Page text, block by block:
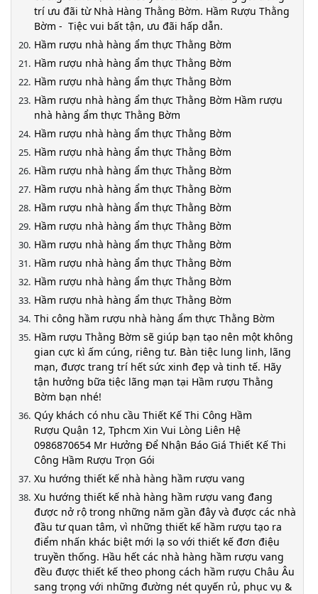
trí ưu đãi từ Nhà Hàng Thằng Bờm. Hầm Rượu Thằng
Bờm - Tiệc vui bất tận, ưu đãi hấp dẫn.
Hầm rượu nhà hàng ẩm thực Thằng Bờm
Hầm rượu nhà hàng ẩm thực Thằng Bờm
Hầm rượu nhà hàng ẩm thực Thằng Bờm
Hầm rượu nhà hàng ẩm thực Thằng Bờm Hầm rượu
nhà hàng ẩm thực Thằng Bờm
Hầm rượu nhà hàng ẩm thực Thằng Bờm
Hầm rượu nhà hàng ẩm thực Thằng Bờm
Hầm rượu nhà hàng ẩm thực Thằng Bờm
Hầm rượu nhà hàng ẩm thực Thằng Bờm
Hầm rượu nhà hàng ẩm thực Thằng Bờm
Hầm rượu nhà hàng ẩm thực Thằng Bờm
Hầm rượu nhà hàng ẩm thực Thằng Bờm
Hầm rượu nhà hàng ẩm thực Thằng Bờm
Hầm rượu nhà hàng ẩm thực Thằng Bờm
Hầm rượu nhà hàng ẩm thực Thằng Bờm
Thi công hầm rượu nhà hàng ẩm thực Thằng Bờm
Hầm rượu Thằng Bờm sẽ giúp bạn tạo nên một không
gian cực kì ấm cúng, riêng tư. Bàn tiệc lung linh, lãng
mạn, được trang trí hết sức xinh đẹp và tinh tế. Hãy
tận hưởng bữa tiệc lãng mạn tại Hầm rượu Thằng
Bờm bạn nhé!
Qúy khách có nhu cầu Thiết Kế Thi Công Hầm
Rượu Quận 12, Tphcm Xin Vui Lòng Liên Hệ
0986870654 Mr Hưởng Để Nhận Báo Giá Thiết Kế Thi
Công Hầm Rượu Trọn Gói
Xu hướng thiết kế nhà hàng hầm rượu vang
Xu hướng thiết kế nhà hàng hầm rượu vang đang
được nở rộ trong những năm gần đây và được các nhà
đầu tư quan tâm, vì những thiết kế hầm rượu tạo ra
điểm nhấn khác biệt mới lạ so với thiết kế đơn điệu
truyền thống. Hầu hết các nhà hàng hầm rượu vang
đều được thiết kế theo phong cách hầm rượu Châu Âu
sang trọng với những đường nét quyến rủ, phục vụ &